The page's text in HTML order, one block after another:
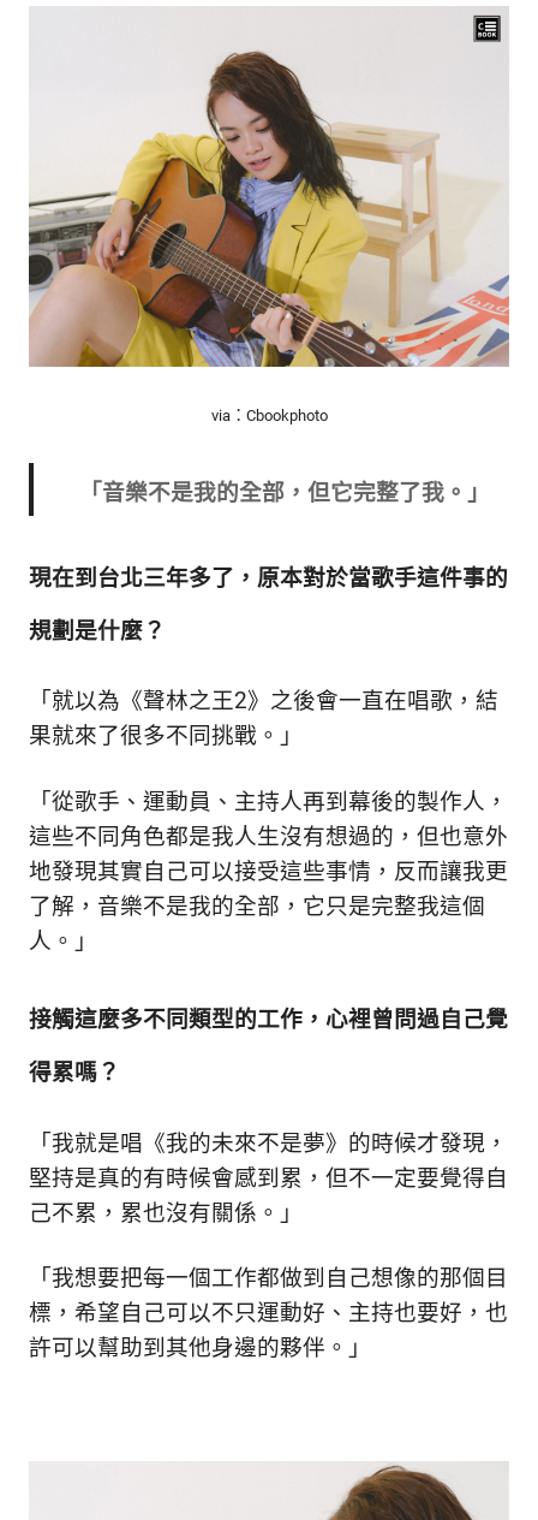
via：Cbookphoto
「音樂不是我的全部，但它完整了我。」
現在到台北三年多了，原本對於當歌手這件事的
規劃是什麼？
「就以為《聲林之王2》之後會一直在唱歌，結
果就來了很多不同挑戰。 」
「從歌手、運動員、主持人再到幕後的製作人，
這些不同角色都是我人生沒有想過的，但也意外
地發現其實自己可以接受這些事情， 反而讓我更
了解，音樂不是我的全部，它只是完整我這個
人。 」
接觸這麼多不同類型的工作，心裡曾問過自己覺
得累嗎？
「我就是唱《我的未來不是夢》的時候才發現，
堅持是真的有時候會感到累，但不一定要覺得自
己不累，累也沒有關係。 」
「我想要把每一個工作都做到自己想像的那個目
標，希望自己可以不只運動好、主持也要好，也
許可以幫助到其他身邊的夥伴。 」